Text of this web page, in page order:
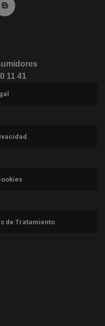
en ventana nueva)
(abre en ventana nueva)
Ir al Blog (abre en ventana
en ventana nueva)
11 41
de Tratamiento